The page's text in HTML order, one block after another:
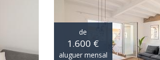
de
1.600 €
aluguer mensal